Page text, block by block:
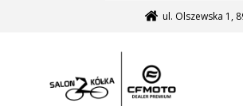
ul. Olszewska 1,